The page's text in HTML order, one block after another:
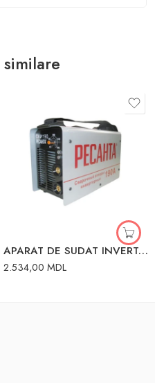
APARAT DE SUDAT INVERTOR 190A RESANTA 65/2
2.534,00 MDL